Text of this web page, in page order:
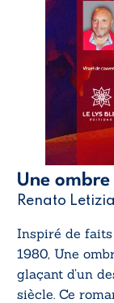
Une
Renato Letizia
Inspiré de faits
1980, Une
glaçant d’un
siècle. Ce